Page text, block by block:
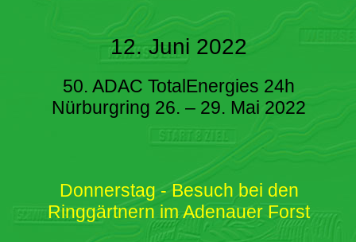
12. Juni 2022
50. ADAC TotalEnergies 24h
Nürburgring 26. – 29. Mai 2022
Donnerstag - Besuch bei den
Ringgärtnern im Adenauer Forst